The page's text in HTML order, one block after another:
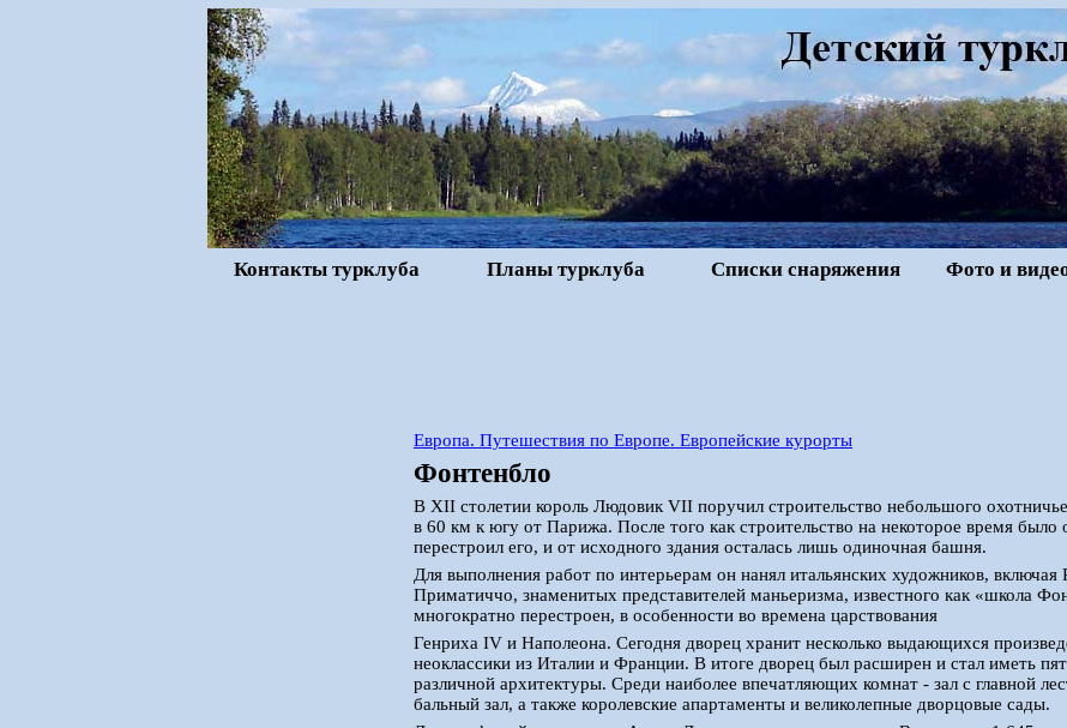
Контакты турклуба Планы турклуба Списки снаряжения Фото и
Европа. Путешествия по Европе. Европейские курорты
Фонтенбло
В XII столетии король Людовик VII поручил строительство небольшого
в 60 км к югу от Парижа. После того как строительство на некоторое время
перестроил его, и от исходного здания осталась лишь одиночная башня.
Для выполнения работ по интерьерам он нанял итальянских художников,
Приматиччо, знаменитых представителей маньеризма, известного как «школа
многократно перестроен, в особенности во времена царствования
Генриха IV и Наполеона. Сегодня дворец хранит несколько выдающихся
неоклассики из Италии и Франции. В итоге дворец был расширен и стал иметь
различной архитектуры. Среди наиболее впечатляющих комнат - зал с главной
бальный зал, а также королевские апартаменты и великолепные дворцовые сады.